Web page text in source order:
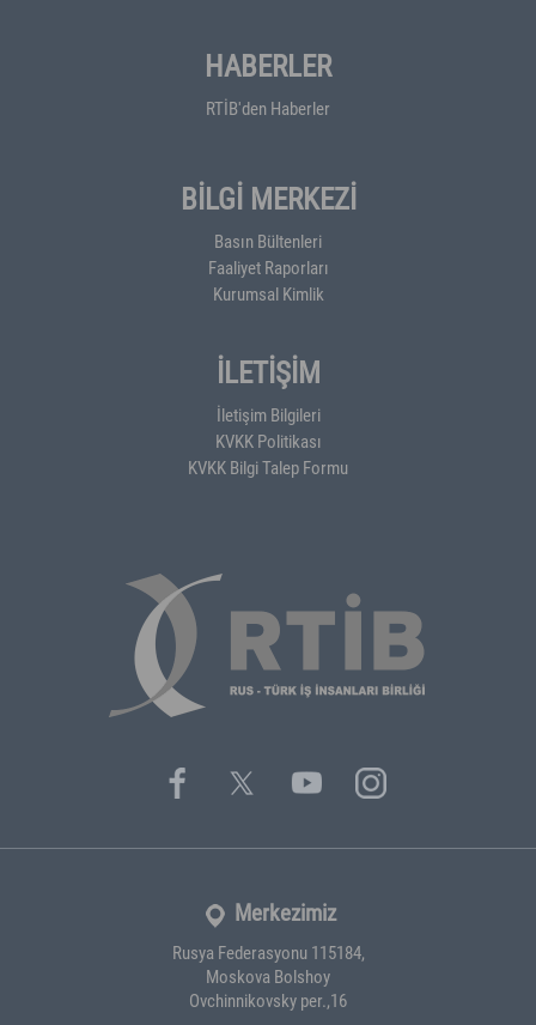
HABERLER
RTİB'den Haberler
BİLGİ MERKEZİ
Basın Bültenleri
Faaliyet Raporları
Kurumsal Kimlik
İLETİŞİM
İletişim Bilgileri
KVKK Politikası
KVKK Bilgi Talep Formu
Merkezimiz
Rusya Federasyonu 115184,
Moskova Bolshoy
Ovchinnikovsky per.,16